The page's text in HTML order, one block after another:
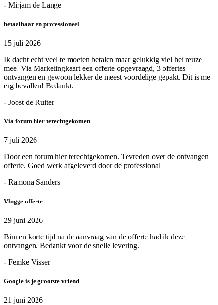
- Mirjam de Lange
betaalbaar en professioneel
15 juli 2026
Ik dacht echt veel te moeten betalen maar gelukkig viel het reuze
mee! Via Marketingkaart een offerte opgevraagd, 3 offertes
ontvangen en gewoon lekker de meest voordelige gepakt. Dit is me
erg bevallen! Bedankt.
- Joost de Ruiter
Via forum hier terechtgekomen
7 juli 2026
Door een forum hier terechtgekomen. Tevreden over de ontvangen
offerte. Goed werk afgeleverd door de professional
- Ramona Sanders
Vlugge offerte
29 juni 2026
Binnen korte tijd na de aanvraag van de offerte had ik deze
ontvangen. Bedankt voor de snelle levering.
- Femke Visser
Google is je grootste vriend
21 juni 2026